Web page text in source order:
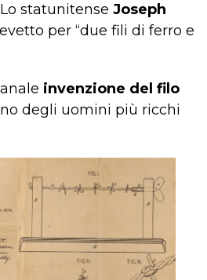
statunitense Joseph
per “due fili di ferro e
invenzione del filo
degli uomini più ricchi